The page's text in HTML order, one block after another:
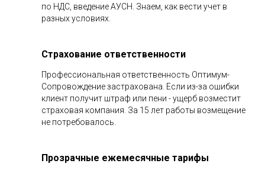
по НДС, введение АУСН. Знаем, как вести учет в
разных условиях.
Страхование ответственности
Профессиональная ответственность Оптимум-
Сопровождение застрахована. Если из-за ошибки
клиент получит штраф или пени - ущерб возместит
страховая компания. За 15 лет работы возмещение
не потребовалось.
Прозрачные ежемесячные тарифы